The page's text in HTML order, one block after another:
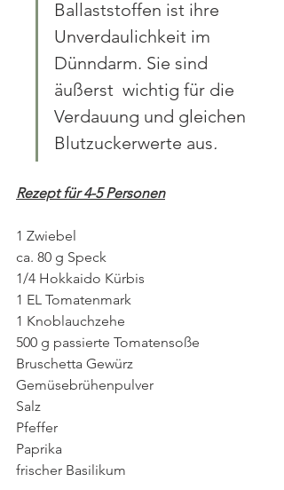
Ballaststoffen ist ihre
Unverdaulichkeit im
Dünndarm. Sie sind
äußerst  wichtig für die
Verdauung und gleichen
Blutzuckerwerte aus.
Rezept für 4-5 Personen
1 Zwiebel
ca. 80 g Speck
1/4 Hokkaido Kürbis
1 EL Tomatenmark
1 Knoblauchzehe
500 g passierte Tomatensoße
Bruschetta Gewürz
Gemüsebrühenpulver
Salz
Pfeffer
Paprika
frischer Basilikum